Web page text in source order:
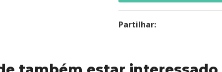
Partilhar: